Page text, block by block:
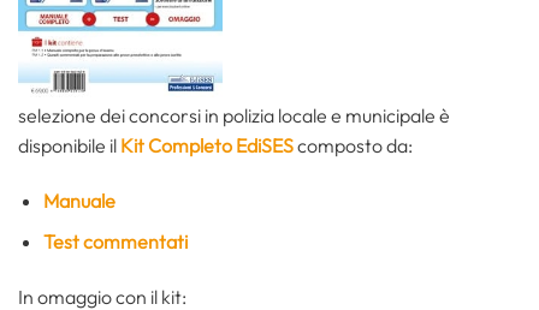
selezione dei concorsi in polizia locale e municipale è
disponibile il Kit Completo EdiSEScomposto da:
Manuale
Test commentati
In omaggio con il kit: